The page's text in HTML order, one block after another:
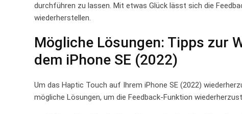
durchführen zu lassen. Mit etwas Glück lässt sich die
wiederherstellen.
Mögliche Lösungen: Tipps zur
dem iPhone SE (2022)
Um das Haptic Touch auf Ihrem iPhone⁣ SE (2022)
mögliche​ Lösungen, um ⁤die Feedback-Funktion